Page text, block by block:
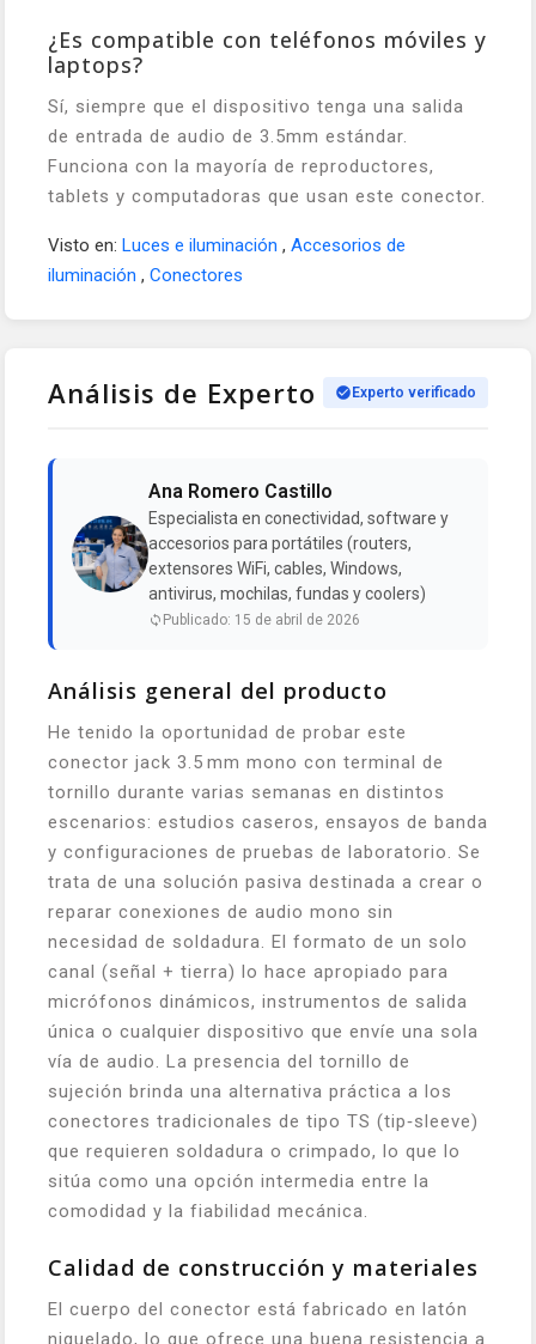
¿Es compatible con teléfonos móviles y
laptops?
Sí, siempre que el dispositivo tenga una salida
de entrada de audio de 3.5mm estándar.
Funciona con la mayoría de reproductores,
tablets y computadoras que usan este conector.
Visto en: Luces e iluminación , Accesorios de
iluminación , Conectores
Análisis de Experto Experto verificado
Ana Romero Castillo
Especialista en conectividad, software y
accesorios para portátiles (routers,
extensores WiFi, cables, Windows,
antivirus, mochilas, fundas y coolers)
Publicado: 15 de abril de 2026
Análisis general del producto
He tenido la oportunidad de probar este
conector jack 3.5 mm mono con terminal de
tornillo durante varias semanas en distintos
escenarios: estudios caseros, ensayos de banda
y configuraciones de pruebas de laboratorio. Se
trata de una solución pasiva destinada a crear o
reparar conexiones de audio mono sin
necesidad de soldadura. El formato de un solo
canal (señal + tierra) lo hace apropiado para
micrófonos dinámicos, instrumentos de salida
única o cualquier dispositivo que envíe una sola
vía de audio. La presencia del tornillo de
sujeción brinda una alternativa práctica a los
conectores tradicionales de tipo TS (tip‑sleeve)
que requieren soldadura o crimpado, lo que lo
sitúa como una opción intermedia entre la
comodidad y la fiabilidad mecánica.
Calidad de construcción y materiales
El cuerpo del conector está fabricado en latón
niquelado, lo que ofrece una buena resistencia a